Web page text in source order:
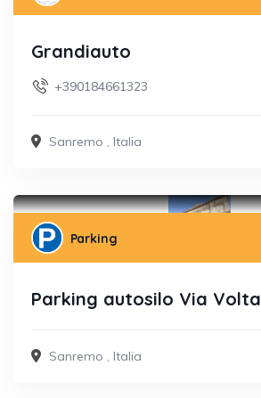
Grandiauto
+390184661323
Sanremo , Italia
Parking
Parking autosilo Via Volta
Sanremo , Italia